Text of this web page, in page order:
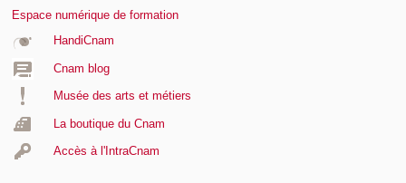
Espace numérique de formation
HandiCnam
Cnam blog
Musée des arts et métiers
La boutique du Cnam
Accès à l'IntraCnam